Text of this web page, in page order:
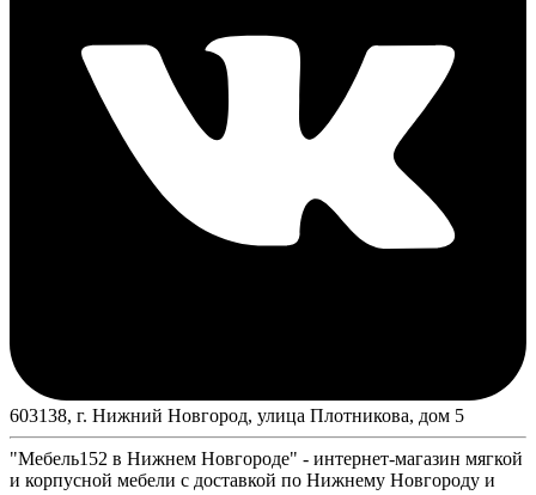
603138, г. Нижний Новгород, улица Плотникова, дом 5
"Мебель152 в Нижнем Новгороде" - интернет-магазин мягкой
и корпусной мебели с доставкой по Нижнему Новгороду и